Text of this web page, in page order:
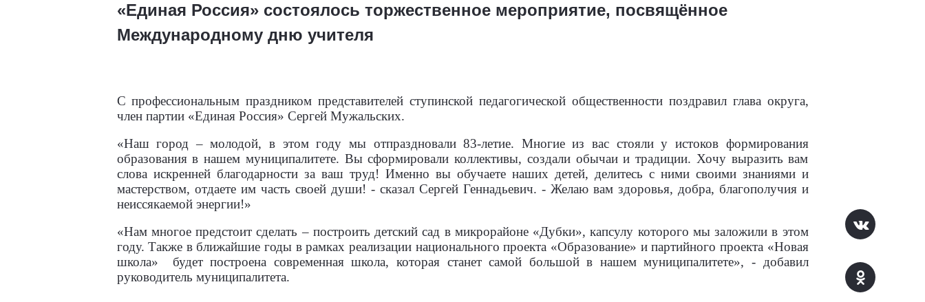
«Единая Россия» состоялось торжественное мероприятие, посвящённое
Международному дню учителя
С профессиональным праздником представителей ступинской педагогической общественности поздравил глава округа,
член партии «Единая Россия» Сергей Мужальских.
«Наш город – молодой, в этом году мы отпраздновали 83-летие. Многие из вас стояли у истоков формирования
образования в нашем муниципалитете. Вы сформировали коллективы, создали обычаи и традиции. Хочу выразить вам
слова искренней благодарности за ваш труд! Именно вы обучаете наших детей, делитесь с ними своими знаниями и
мастерством, отдаете им часть своей души! - сказал Сергей Геннадьевич. - Желаю вам здоровья, добра, благополучия и
неиссякаемой энергии!»
«Нам многое предстоит сделать – построить детский сад в микрорайоне «Дубки», капсулу которого мы заложили в этом
году. Также в ближайшие годы в рамках реализации национального проекта «Образование» и партийного проекта «Новая
школа»
будет построена современная школа, которая станет самой большой в нашем муниципалитете», - добавил
руководитель муниципалитета.